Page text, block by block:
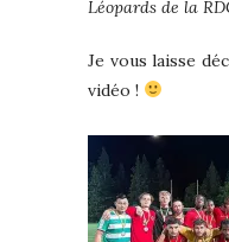
Léopards de la
Je vous laisse
vidéo !